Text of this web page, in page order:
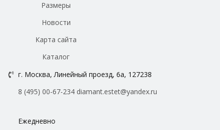
Размеры
Новости
Карта сайта
Каталог
г. Москва, Линейный проезд, 6а, 127238
8 (495) 00-67-234 diamant.estet@yandex.ru
Ежедневно